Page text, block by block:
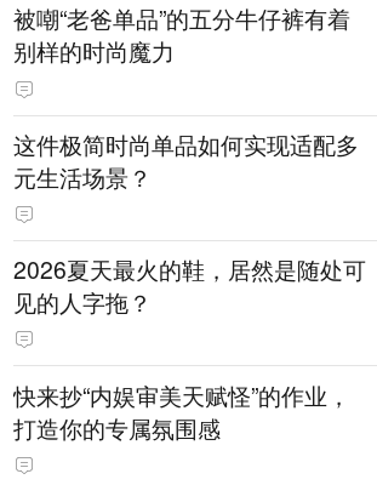
被嘲“老爸单品”的五分牛仔裤有着
别样的时尚魔力
这件极简时尚单品如何实现适配多
元生活场景？
2026夏天最火的鞋，居然是随处可
见的人字拖？
快来抄“内娱审美天赋怪”的作业，
打造你的专属氛围感